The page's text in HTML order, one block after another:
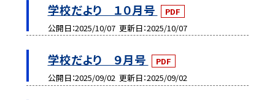
学校だより １０月号
PDF
公開日 2025/10/07 更新日 2025/10/07
学校だより ９月号
PDF
公開日 2025/09/02 更新日 2025/09/02